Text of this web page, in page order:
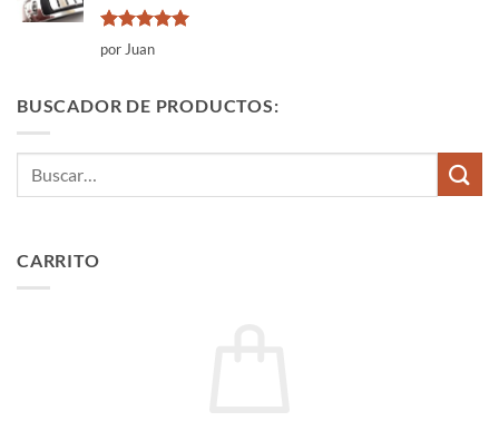
Valorado
con
por Juan
BUSCADOR DE PRODUCTOS:
CARRITO